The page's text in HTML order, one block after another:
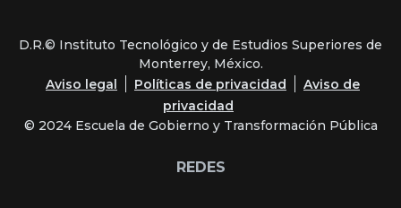
D.R.© Instituto Tecnológico y de Estudios Superiores de
Monterrey, México.
Aviso legal
Políticas de privacidad
Aviso de
privacidad
© 2024 Escuela de Gobierno y Transformación Pública
REDES